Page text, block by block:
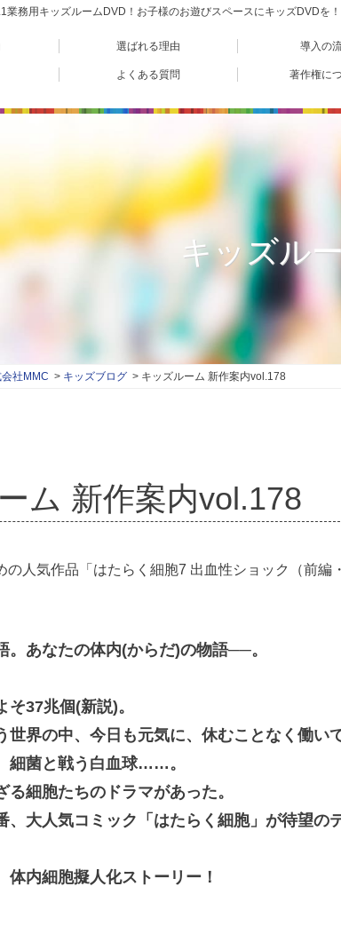
業務用キッズルームDVD！お子様のお遊びスペースにキッズDVDを
選ばれる理由 導入の
よくある質問 著作権に
キッズル
社MMC キッズブログ キッズルーム 新作案内vol.178
ーム 新作案内vol.178
の人気作品「はたらく細胞7 出血性ショック（前編
。あなたの体内(からだ)の物語──。
そ37兆個(新説)。
世界の中、今日も元気に、休むことなく働い
細菌と戦う白血球……。
る細胞たちのドラマがあった。
、大人気コミック「はたらく細胞」が待望の
体内細胞擬人化ストーリー！